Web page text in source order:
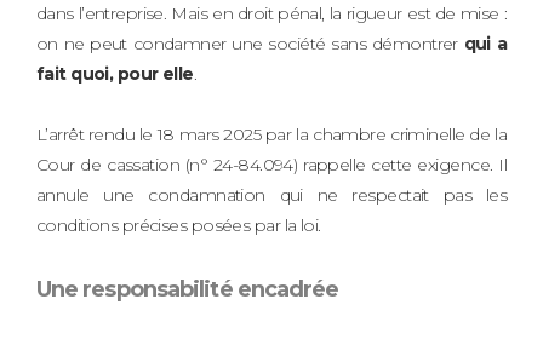
dans l’entreprise. Mais en droit pénal, la rigueur est de mise :
on ne peut condamner une société sans démontrer qui a
fait quoi, pour elle.
L’arrêt rendu le 18 mars 2025 par la chambre criminelle de la
Cour de cassation (n° 24-84.094) rappelle cette exigence. Il
annule une condamnation qui ne respectait pas les
conditions précises posées par la loi.
Une responsabilité encadrée